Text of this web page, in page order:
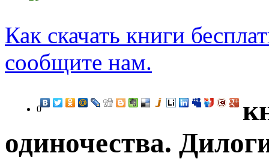
Как скачать книги
сообщите нам.
0
одиночества.